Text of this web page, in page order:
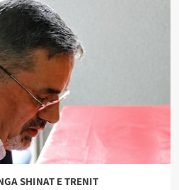
SHINAT E TRENIT